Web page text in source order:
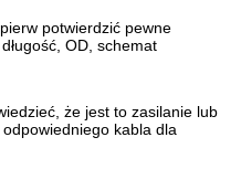
potwierdzić pewne
OD, schemat
że jest to zasilanie lub
kabla dla